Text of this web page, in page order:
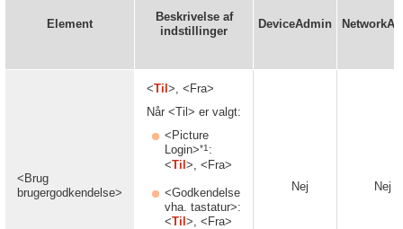
Element
Beskrivelse af
indstillinger
DeviceAdmin
<Brug
brugergodkendelse>
<Til >, <Fra>
Når <Til> er valgt:
<Picture
Login>*1 :
<Til >, <Fra>
<Godkendelse
vha. tastatur>:
<Til >, <Fra>
Nej Nej